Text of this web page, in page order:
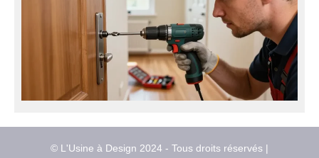
© L'Usine à Design 2024 - Tous droits réservés |